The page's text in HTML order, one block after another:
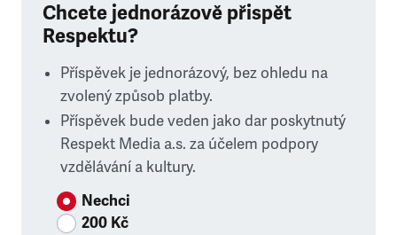
Chcete jednorázově přispět
Respektu?
Příspěvek je jednorázový, bez ohledu na
zvolený způsob platby.
Příspěvek bude veden jako dar poskytnutý
Respekt Media a.s. za účelem podpory
vzdělávání a kultury.
Nechci
200 Kč